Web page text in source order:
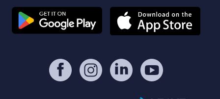
Spazi comuni: Utilizza gli spazi esterni
comuni dell'agriturismo per rilassarti e
socializzare con altri camperisti. Servizi
prodotti direttamente in azienda. Vieni
a trovarci e vivi un'esperienza
indimenticabile!